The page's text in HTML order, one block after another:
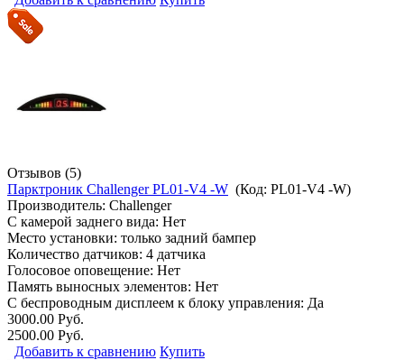
Отзывов (5)
Парктроник Challenger PL01-V4 -W (Код: PL01-V4 -W)
Производитель: Challenger
С камерой заднего вида: Нет
Место установки: только задний бампер
Количество датчиков: 4 датчика
Голосовое оповещение: Нет
Память выносных элементов: Нет
С беспроводным дисплеем к блоку управления: Да
3000.00 Руб.
2500.00 Руб.
Добавить к сравнению Купить